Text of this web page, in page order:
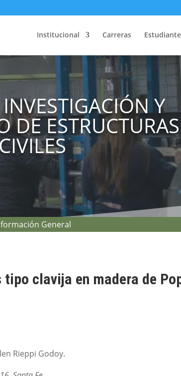
Institucional Carreras
Y
DE ESTRUCTURAS
CIVILES
General
clavija en madera de
Rieppi Godoy.